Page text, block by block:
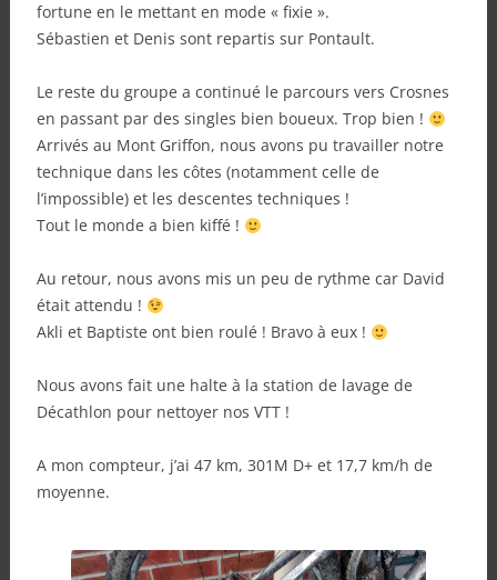
fortune en le mettant en mode « fixie ».
Sébastien et Denis sont repartis sur Pontault.
Le reste du groupe a continué le parcours vers Crosnes
en passant par des singles bien boueux. Trop bien !
Arrivés au Mont Griffon, nous avons pu travailler notre
technique dans les côtes (notamment celle de
l’impossible) et les descentes techniques !
Tout le monde a bien kiffé !
Au retour, nous avons mis un peu de rythme car David
était attendu !
Akli et Baptiste ont bien roulé ! Bravo à eux !
Nous avons fait une halte à la station de lavage de
Décathlon pour nettoyer nos VTT !
A mon compteur, j’ai 47 km, 301M D+ et 17,7 km/h de
moyenne.